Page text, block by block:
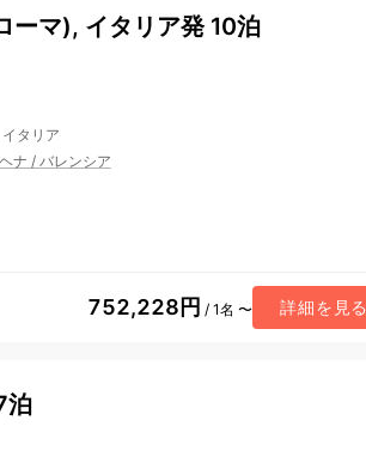
ーマ), イタリア発 10泊
タリア
ナ / バレンシア
752,228円 / 1名 〜 詳細を見る
泊